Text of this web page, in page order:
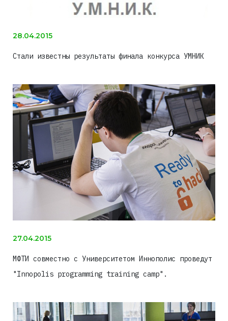
28.04.2015
Стали известны результаты финала конкурса УМНИК
27.04.2015
МФТИ совместно с Университетом Иннополис проведут
"Innopolis programming training camp".